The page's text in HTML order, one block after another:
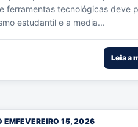
ferramentas tecnológicas deve
estudantil e a media...
Leia a
EMFEVEREIRO 15, 2026